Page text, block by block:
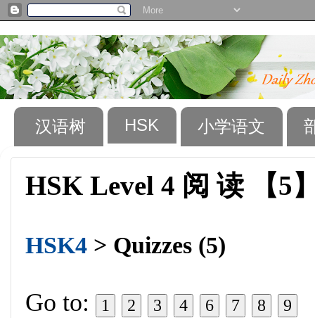
汉语树 HSK 小学语文
HSK Level 4 阅 读 【5
HSK4 > Quizzes (5)
Go to: 1 2 3 4 6 7 8 9